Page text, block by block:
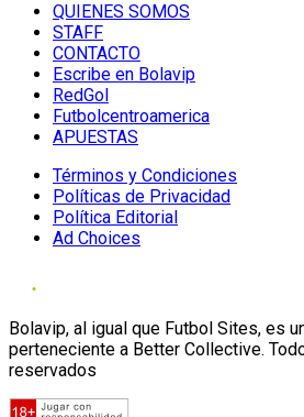
QUIENES SOMOS
STAFF
CONTACTO
Escribe en Bolavip
RedGol
Futbolcentroamerica
APUESTAS
Términos y Condiciones
Políticas de Privacidad
Política Editorial
Ad Choices
Bolavip, al igual que Futbol Sites, es
perteneciente a Better Collective.
reservados